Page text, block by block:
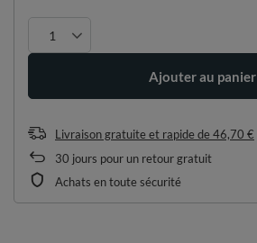
Ajouter au panier
Livraison gratuite et rapidede46,70 €
30 jours pour un retour gratuit
Achats en toute sécurité